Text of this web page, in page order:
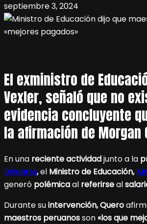
septiembre 3, 2024
El exministro de
Vexler, señaló que no
evidencia concluyente
la afirmación de Morgan
En una reciente actividadjunto a la
Boluarte,el Ministro de Educación,
generó polémicaal referirseal
Durante suintervención,Quero
maestros peruanosson«los que